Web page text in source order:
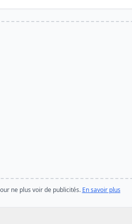
ne plus voir de publicités. En savoir plus